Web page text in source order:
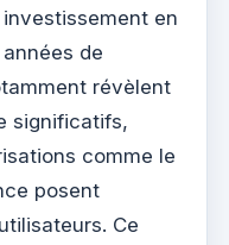
en
de
révèlent
significatifs,
comme le
posent
Ce